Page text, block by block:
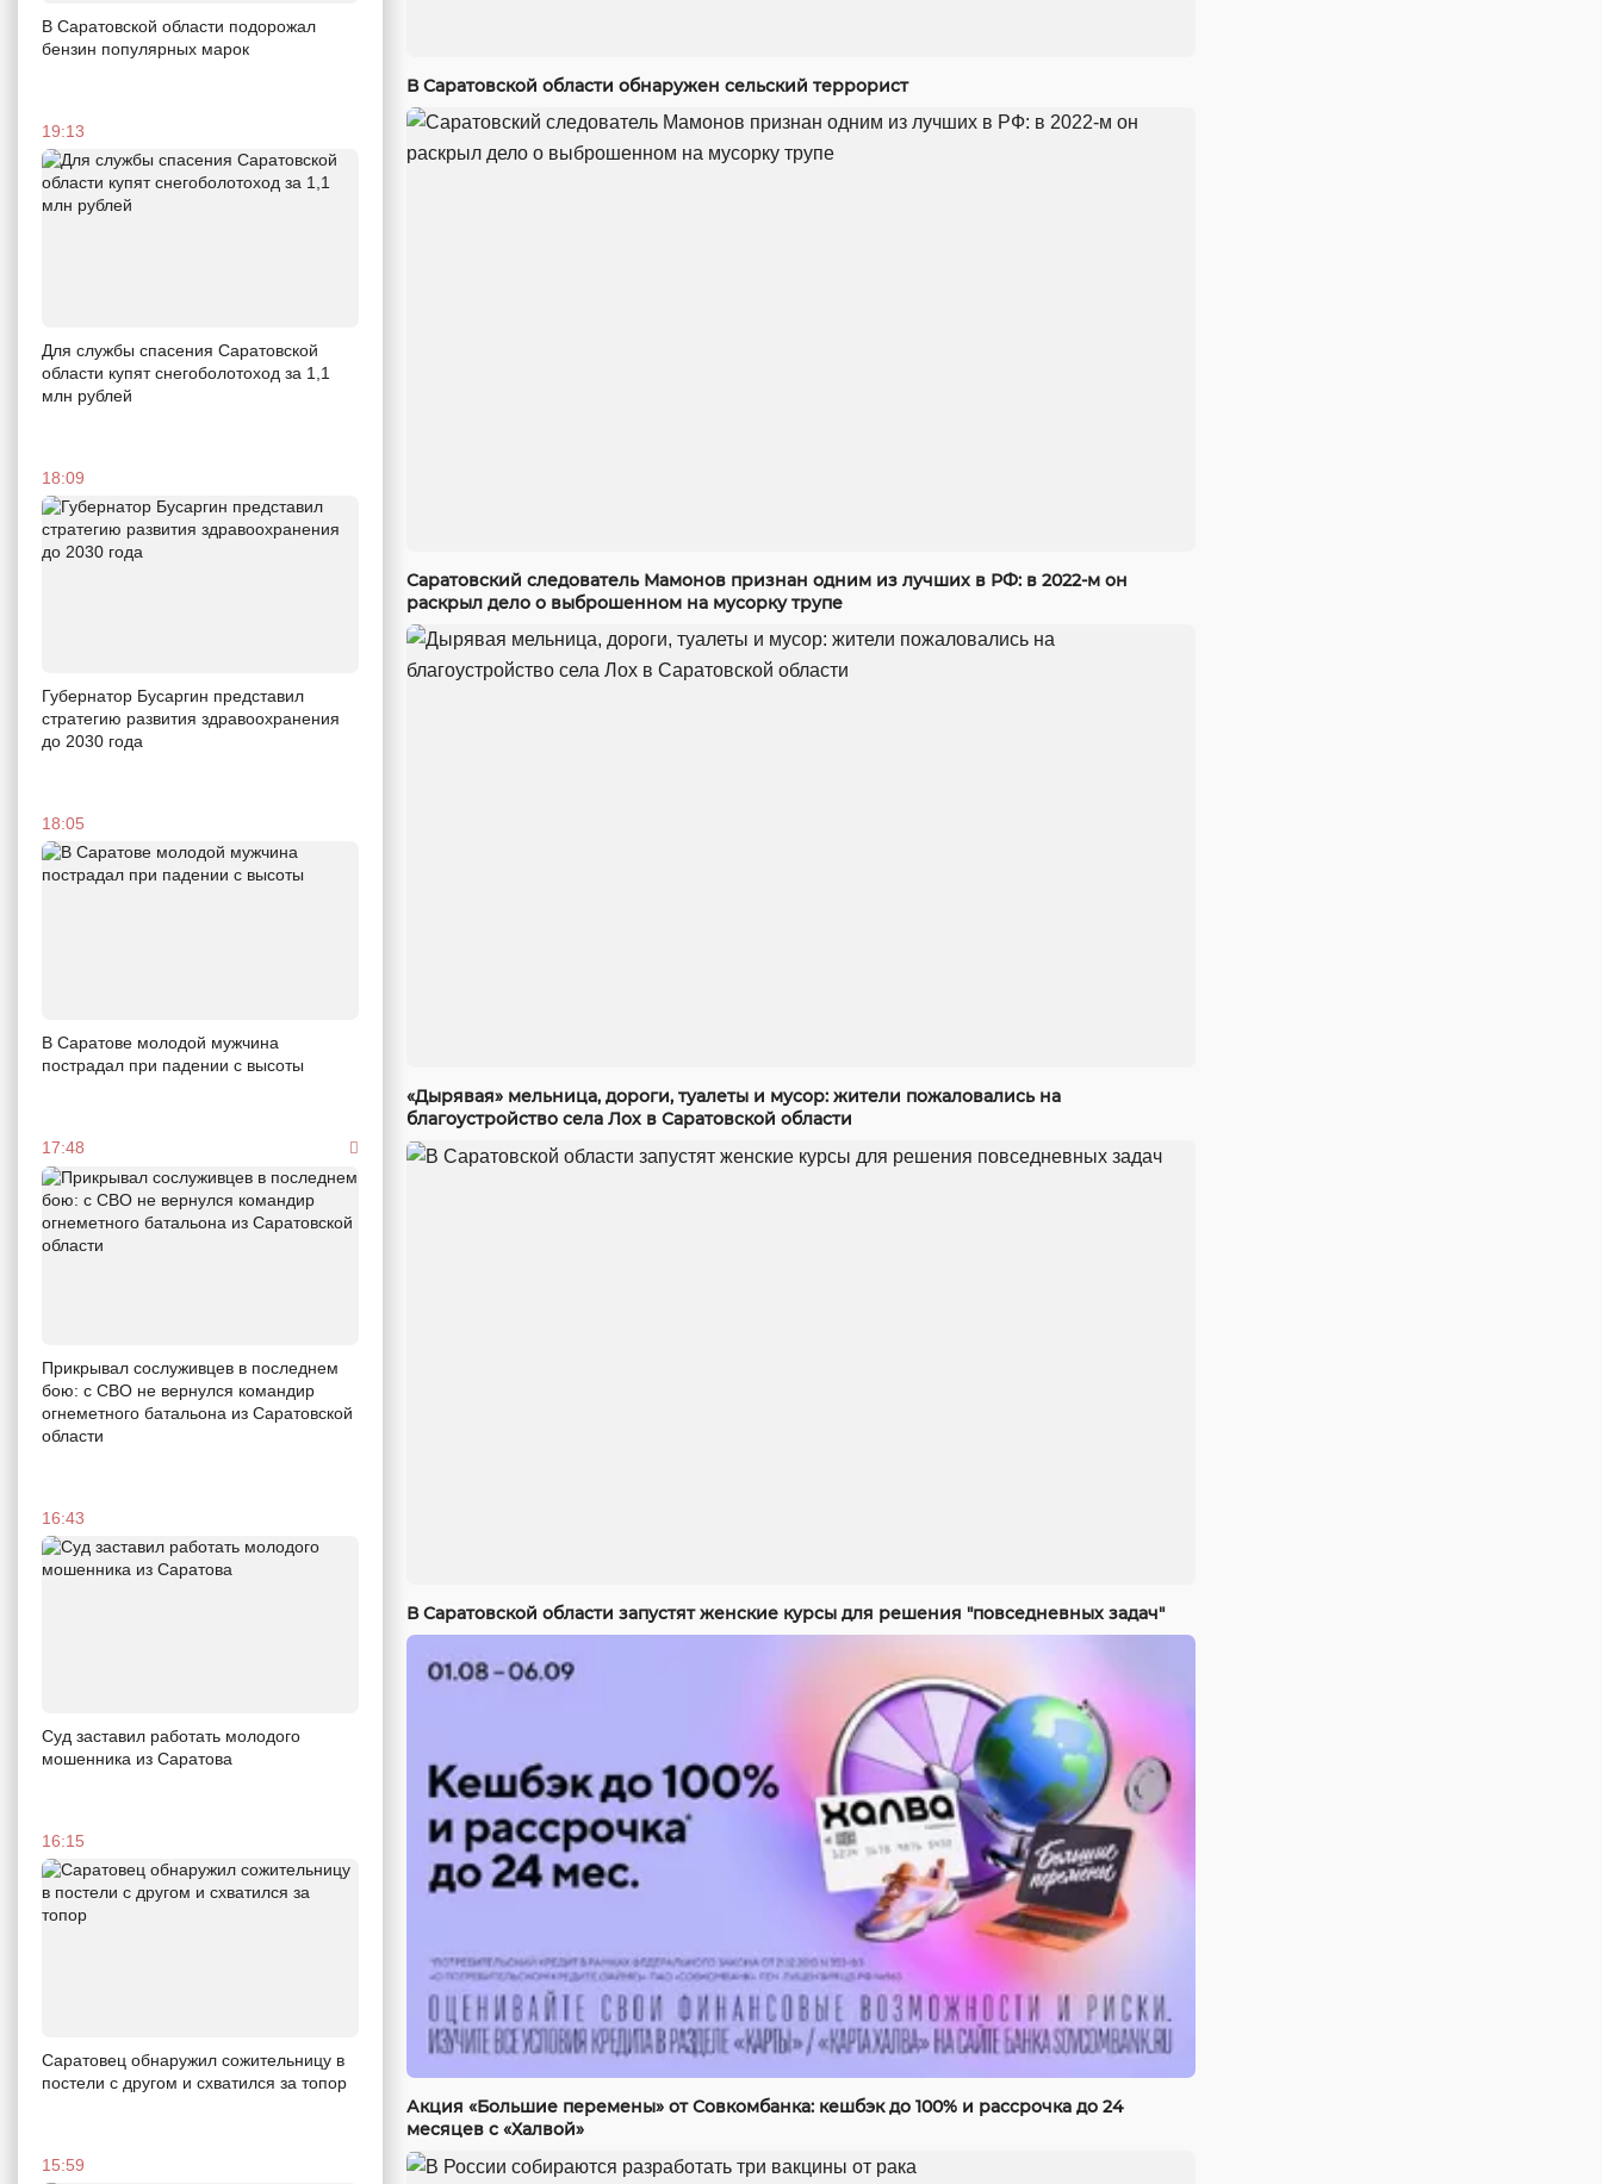
В Саратовской области подорожал
бензин популярных марок
19:13
Для службы спасения Саратовской
области купят снегоболотоход за 1,1
млн рублей
18:09
Губернатор Бусаргин представил
стратегию развития здравоохранения
до 2030 года
18:05
В Саратове молодой мужчина
пострадал при падении с высоты
17:48
Прикрывал сослуживцев в последнем
бою: с СВО не вернулся командир
огнеметного батальона из Саратовской
области
16:43
Суд заставил работать молодого
мошенника из Саратова
16:15
Саратовец обнаружил сожительницу в
постели с другом и схватился за топор
15:59
В Саратовской области обнаружен сельский террорист
Саратовский следователь Мамонов признан одним из лучших в РФ: в 2022-м он
раскрыл дело о выброшенном на мусорку трупе
«Дырявая» мельница, дороги, туалеты и мусор: жители пожаловались на
благоустройство села Лох в Саратовской области
В Саратовской области запустят женские курсы для решения "повседневных задач"
Акция «Большие перемены» от Совкомбанка: кешбэк до 100% и рассрочка до 24
месяцев с «Халвой»